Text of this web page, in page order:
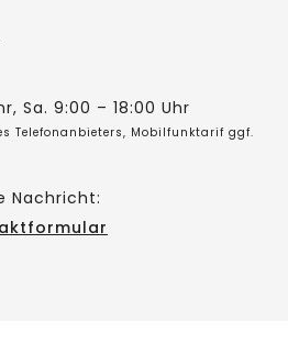
Sa. 9:00 – 18:00 Uhr
Telefonanbieters, Mobilfunktarif ggf.
Nachricht: